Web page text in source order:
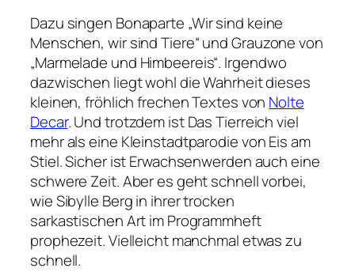
Dazu singen Bonaparte „Wir sind keine
Menschen, wir sind Tiere“und Grauzone von
„Marmelade und Himbeereis“. Irgendwo
dazwischen liegt wohl die Wahrheit dieses
kleinen, fröhlich frechen Textes von Nolte
Decar. Und trotzdem ist Das Tierreich viel
mehr als eine Kleinstadtparodie von Eis am
Stiel. Sicher ist Erwachsenwerden auch eine
schwere Zeit. Aber es geht schnell vorbei,
wie Sibylle Berg in ihrer trocken
sarkastischen Art im Programmheft
prophezeit. Vielleicht manchmal etwas zu
schnell.